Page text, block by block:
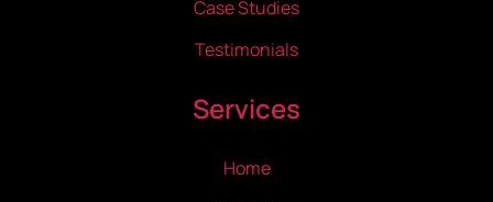
Case Studies
Testimonials
Services
Home